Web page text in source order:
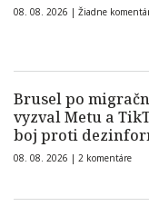
08. 08. 2026 | Žiadne
Brusel po
vyzval Metu a
boj proti
08. 08. 2026 | 2 komentáre